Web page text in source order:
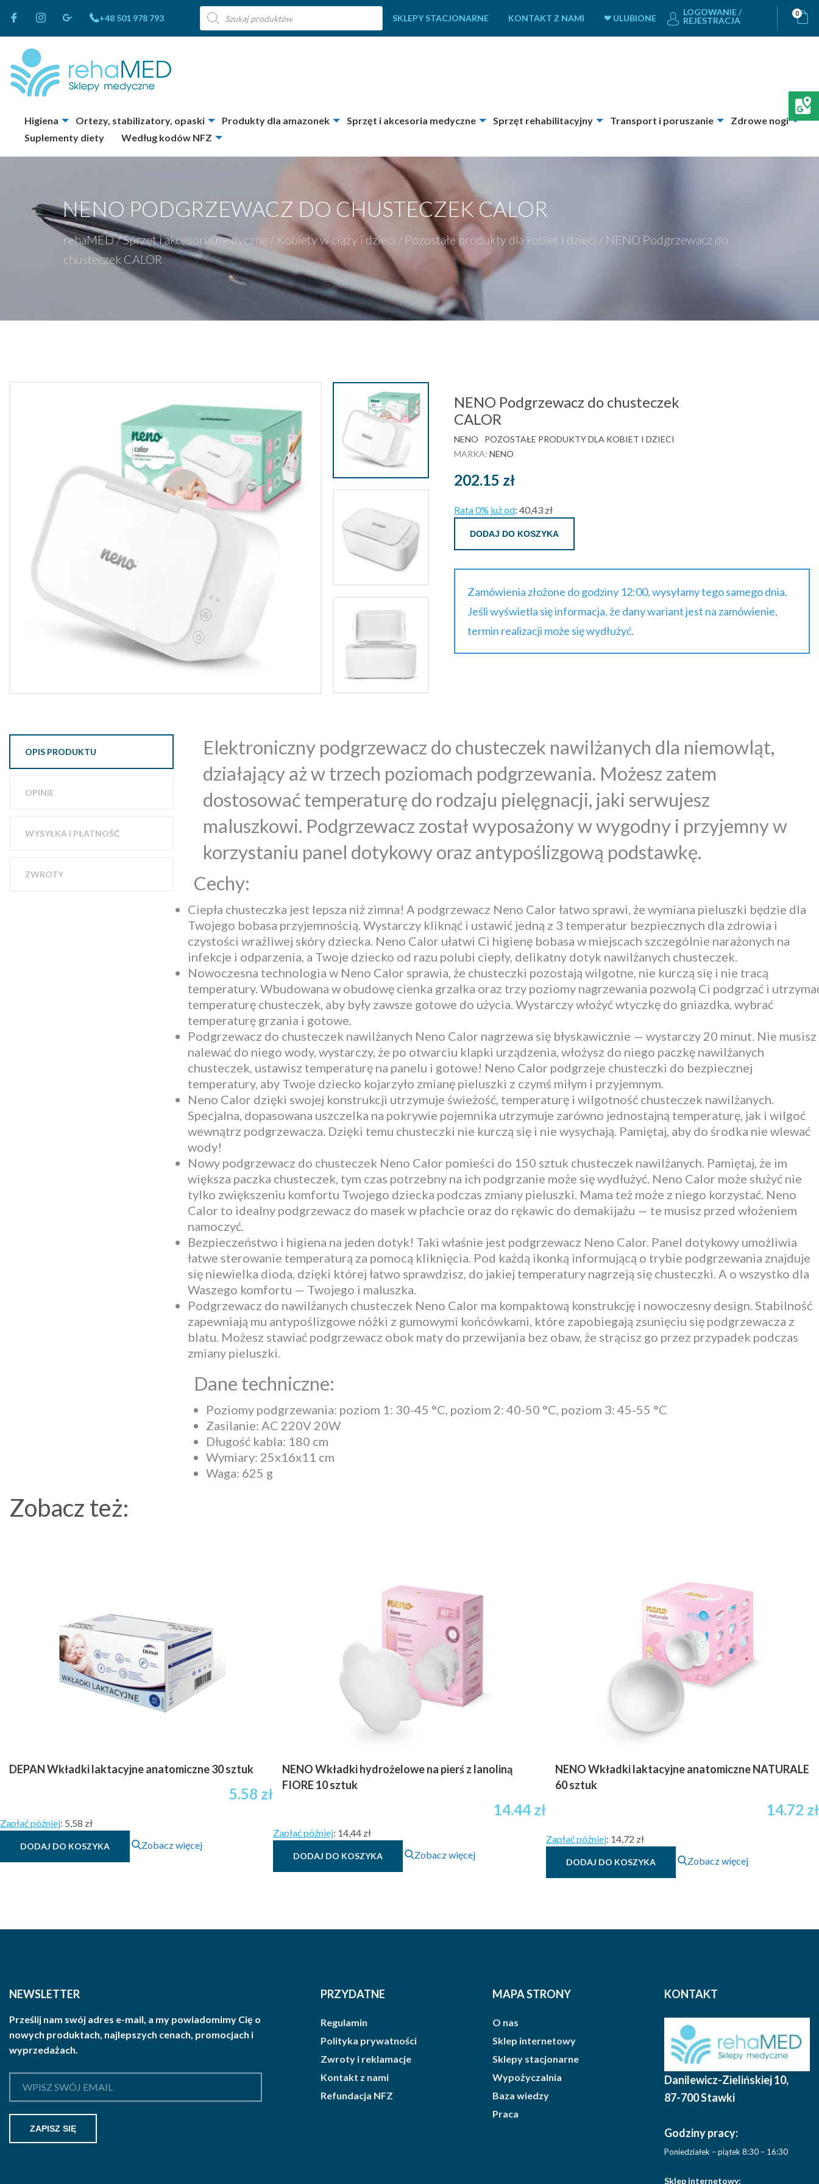
+48 501 978 793
Wyszukiwarka
produktów
SKLEPY STACJONARNE KONTAKT Z NAMI ❤ ULUBIONE
LOGOWANIE /
REJESTRACJA
0
Higiena Ortezy, stabilizatory, opaski Produkty dla amazonek Sprzęt i akcesoria medyczne Sprzęt rehabilitacyjny Transport i poruszanie
Zdrowe nogi
Suplementy diety
Według kodów NFZ
NENO PODGRZEWACZ DO CHUSTECZEK CALOR
rehaMED/Sprzęt i akcesoria medyczne / Kobiety w ciąży i dzieci / Pozostałe produkty dla kobiet i dzieci / NENO Podgrzewacz do
chusteczek CALOR
NENO Podgrzewacz do chusteczek
CALOR
NENO
POZOSTAŁE PRODUKTY DLA KOBIET I DZIECI
MARKA: NENO
202.15 zł
Rata 0% już od: 40,43 zł
DODAJ DO KOSZYKA
Zamówienia złożone do godziny 12:00, wysyłamy tego samego dnia.
Jeśli wyświetla się informacja, że dany wariant jest na zamówienie,
termin realizacji może się wydłużyć.
OPIS PRODUKTU
OPINIE
WYSYŁKA I PŁATNOŚĆ
ZWROTY
Elektroniczny podgrzewacz do chusteczek nawilżanych dla niemowląt,
działający aż w trzech poziomach podgrzewania. Możesz zatem
dostosować temperaturę do rodzaju pielęgnacji, jaki serwujesz
maluszkowi. Podgrzewacz został wyposażony w wygodny i przyjemny w
korzystaniu panel dotykowy oraz antypoślizgową podstawkę.
Cechy:
Ciepła chusteczka jest lepsza niż zimna! A podgrzewacz Neno Calor łatwo sprawi, że wymiana pieluszki będzie dla
Twojego bobasa przyjemnością. Wystarczy kliknąć i ustawić jedną z 3 temperatur bezpiecznych dla zdrowia i
czystości wrażliwej skóry dziecka. Neno Calor ułatwi Ci higienę bobasa w miejscach szczególnie narażonych na
infekcje i odparzenia, a Twoje dziecko od razu polubi ciepły, delikatny dotyk nawilżanych chusteczek.
Nowoczesna technologia w Neno Calor sprawia, że chusteczki pozostają wilgotne, nie kurczą się i nie tracą
temperatury. Wbudowana w obudowę cienka grzałka oraz trzy poziomy nagrzewania pozwolą Ci podgrzać i
temperaturę chusteczek, aby były zawsze gotowe do użycia. Wystarczy włożyć wtyczkę do gniazdka, wybrać
temperaturę grzania i gotowe.
Podgrzewacz do chusteczek nawilżanych Neno Calor nagrzewa się błyskawicznie — wystarczy 20 minut. Nie musisz
nalewać do niego wody, wystarczy, że po otwarciu klapki urządzenia, włożysz do niego paczkę nawilżanych
chusteczek, ustawisz temperaturę na panelu i gotowe! Neno Calor podgrzeje chusteczki do bezpiecznej
temperatury, aby Twoje dziecko kojarzyło zmianę pieluszki z czymś miłym i przyjemnym.
Neno Calor dzięki swojej konstrukcji utrzymuje świeżość, temperaturę i wilgotność chusteczek nawilżanych.
Specjalna, dopasowana uszczelka na pokrywie pojemnika utrzymuje zarówno jednostajną temperaturę, jak i wilgoć
wewnątrz podgrzewacza. Dzięki temu chusteczki nie kurczą się i nie wysychają. Pamiętaj, aby do środka nie wlewać
wody!
Nowy podgrzewacz do chusteczek Neno Calor pomieści do 150 sztuk chusteczek nawilżanych. Pamiętaj, że im
większa paczka chusteczek, tym czas potrzebny na ich podgrzanie może się wydłużyć. Neno Calor może służyć nie
tylko zwiększeniu komfortu Twojego dziecka podczas zmiany pieluszki. Mama też może z niego korzystać. Neno
Calor to idealny podgrzewacz do masek w płachcie oraz do rękawic do demakijażu — te musisz przed włożeniem
namoczyć.
Bezpieczeństwo i higiena na jeden dotyk! Taki właśnie jest podgrzewacz Neno Calor. Panel dotykowy umożliwia
łatwe sterowanie temperaturą za pomocą kliknięcia. Pod każdą ikonką informującą o trybie podgrzewania znajduje
się niewielka dioda, dzięki której łatwo sprawdzisz, do jakiej temperatury nagrzeją się chusteczki. A o wszystko dla
Waszego komfortu — Twojego i maluszka.
Podgrzewacz do nawilżanych chusteczek Neno Calor ma kompaktową konstrukcję i nowoczesny design. Stabilność
zapewniają mu antypoślizgowe nóżki z gumowymi końcówkami, które zapobiegają zsunięciu się podgrzewacza z
blatu. Możesz stawiać podgrzewacz obok maty do przewijania bez obaw, że strącisz go przez przypadek podczas
zmiany pieluszki.
Dane techniczne:
Poziomy podgrzewania: poziom 1: 30-45 °C, poziom 2: 40-50 °C, poziom 3: 45-55 °C
Zasilanie: AC 220V 20W
Długość kabla: 180 cm
Wymiary: 25x16x11 cm
Waga: 625 g
Zobacz też:
DEPAN Wkładki laktacyjne anatomiczne 30 sztuk
5.58 zł
Zapłać później: 5,58 zł
DODAJ DO KOSZYKA Zobacz więcej
NENO Wkładki hydrożelowe na pierś z lanoliną
FIORE 10 sztuk
14.44 zł
Zapłać później: 14,44 zł
DODAJ DO KOSZYKA Zobacz więcej
NENO Wkładki laktacyjne anatomiczne NATURALE
60 sztuk
14.72 zł
Zapłać później: 14,72 zł
DODAJ DO KOSZYKA Zobacz więcej
NEWSLETTER
Prześlij nam swój adres e-mail, a my powiadomimy Cię o
nowych produktach, najlepszych cenach, promocjach i
wyprzedażach.
PRZYDATNE
Regulamin
Polityka prywatności
Zwroty i reklamacje
Kontakt z nami
Refundacja NFZ
MAPA STRONY
O nas
Sklep internetowy
Sklepy stacjonarne
Wypożyczalnia
Baza wiedzy
Praca
KONTAKT
Danilewicz-Zielińskiej 10,
87-700 Stawki
Godziny pracy:
Poniedziałek – piątek 8:30 – 16:30
Sklep internetowy: